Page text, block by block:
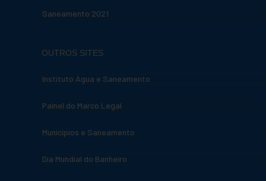
Saneamento 2021
OUTROS SITES
Instituto Água e Saneamento
Painel do Marco Legal
Municípios e Saneamento
Dia Mundial do Banheiro